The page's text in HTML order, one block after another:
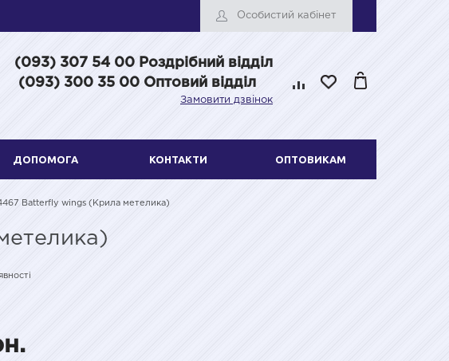
Особистий кабінет
(093) 307 54 00 Роздрібний відділ
(093) 300 35 00 Оптовий відділ
Замовити дзвінок
ДОПОМОГА КОНТАКТИ ОПТОВИКАМ
Batterfly wings (Крила метелика)